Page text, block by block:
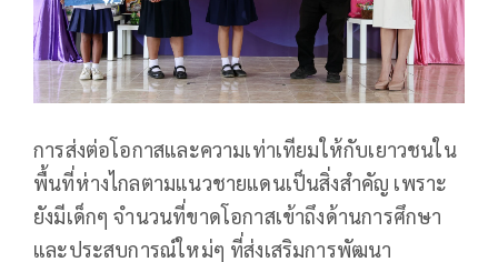
การส่งต่อโอกาสและความเท่าเทียมให้กับเยาวชนใน
พื้นที่ห่างไกลตามแนวชายแดนเป็นสิ่งสำคัญ เพราะ
ยังมีเด็กๆ จำนวนที่ขาดโอกาสเข้าถึงด้านการศึกษา
และประสบการณ์ใหม่ๆ ที่ส่งเสริมการพัฒนา